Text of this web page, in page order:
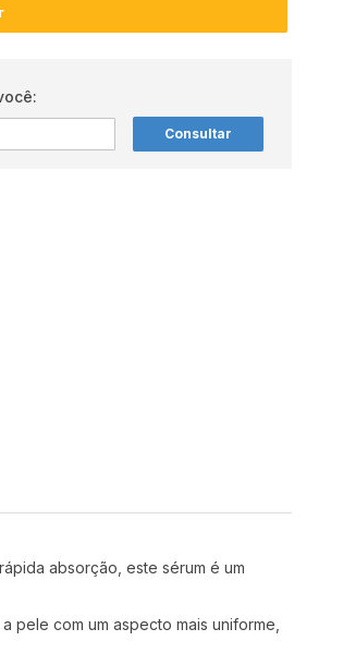
Consultar
absorção, este sérum é um
pele com um aspecto mais uniforme,